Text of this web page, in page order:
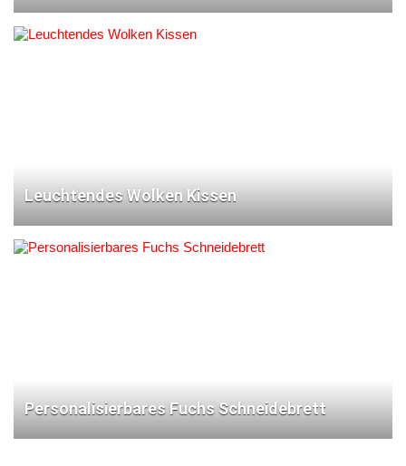
Leuchtendes Wolken Kissen
Personalisierbares Fuchs Schneidebrett